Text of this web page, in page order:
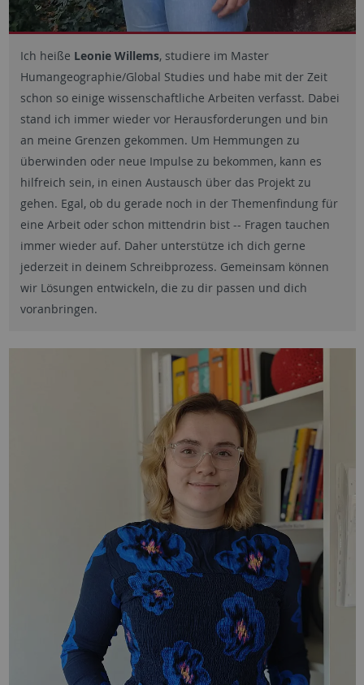
Ich heiße Leonie Willems, studiere im Master
Humangeographie/Global Studies und habe mit der Zeit
schon so einige wissenschaftliche Arbeiten verfasst. Dabei
stand ich immer wieder vor Herausforderungen und bin
an meine Grenzen gekommen. Um Hemmungen zu
überwinden oder neue Impulse zu bekommen, kann es
hilfreich sein, in einen Austausch über das Projekt zu
gehen. Egal, ob du gerade noch in der Themenfindung für
eine Arbeit oder schon mittendrin bist -- Fragen tauchen
immer wieder auf. Daher unterstütze ich dich gerne
jederzeit in deinem Schreibprozess. Gemeinsam können
wir Lösungen entwickeln, die zu dir passen und dich
voranbringen.